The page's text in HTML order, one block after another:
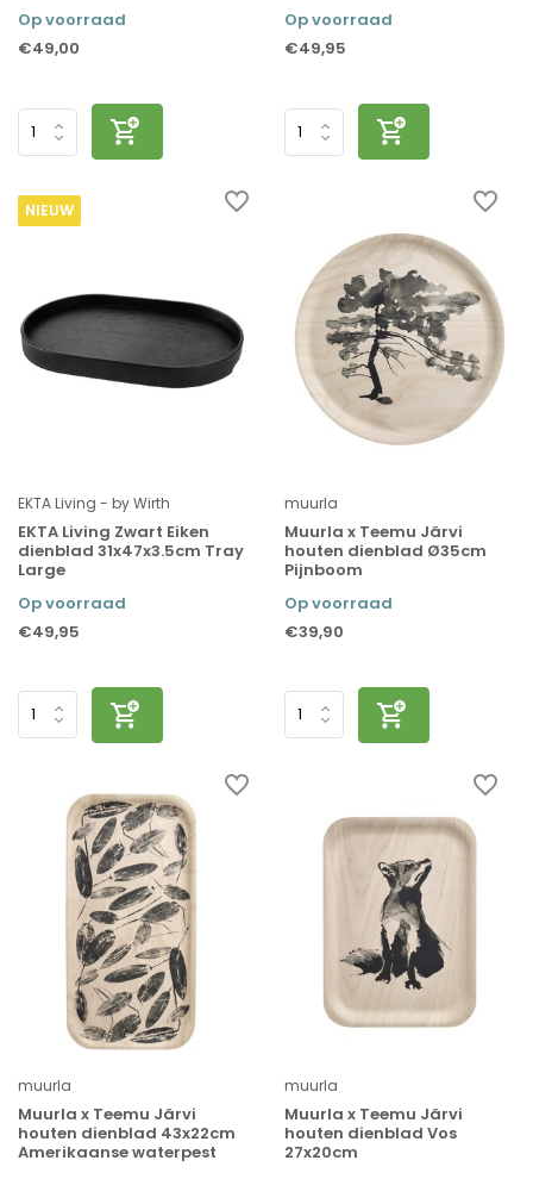
Op voorraad
€49,00
Op voorraad
€49,95
NIEUW
EKTA Living - by Wirth
EKTA Living Zwart Eiken
dienblad 31x47x3.5cm Tray
Large
Op voorraad
€49,95
muurla
Muurla x Teemu Järvi
houten dienblad Ø35cm
Pijnboom
Op voorraad
€39,90
muurla
Muurla x Teemu Järvi
houten dienblad 43x22cm
Amerikaanse waterpest
muurla
Muurla x Teemu Järvi
houten dienblad Vos
27x20cm